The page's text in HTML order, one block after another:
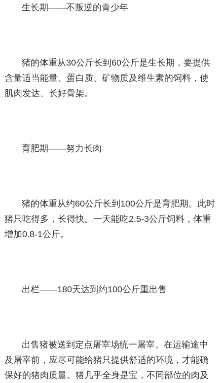
生长期——不叛逆的青少年
猪的体重从30公斤长到60公斤是生长期，要提供
含量适当能量、蛋白质、矿物质及维生素的饲料，使
肌肉发达、长好骨架。
育肥期——努力长肉
猪的体重从约60公斤长到100公斤是育肥期。此时
猪只吃得多，长得快。一天能吃2.5-3公斤饲料，体重
增加0.8-1公斤。
出栏——180天达到约100公斤重出售
出售猪被送到定点屠宰场统一屠宰。在运输途中
及屠宰前，应尽可能给猪只提供舒适的环境，才能确
保好的猪肉质量。猪几乎全身是宝，不同部位的肉及